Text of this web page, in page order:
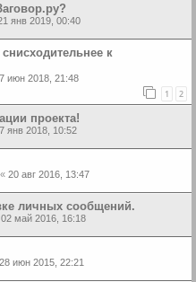
янв 2019, 00:40
к
июн 2018, 21:48
1 2
проекта!
янв 2018, 10:52
« 20 авг 2016, 13:47
личных сообщений.
02 май 2016, 16:18
28 июн 2015, 22:21